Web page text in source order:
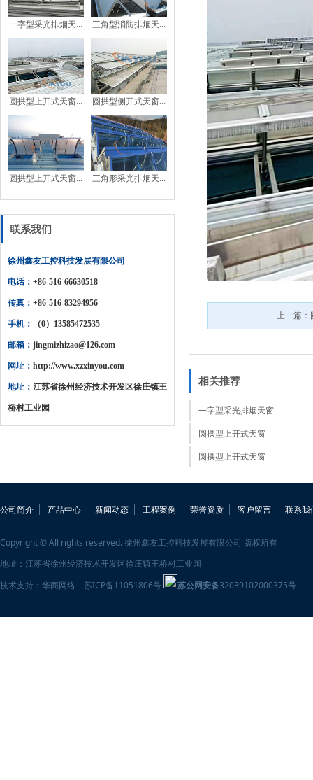
一字型采光排烟天... 三角型消防排烟天...
圆拱型上开式天窗... 圆拱型侧开式天窗...
圆拱型上开式天窗... 三角形采光排烟天...
联系我们
徐州鑫友工控科技发展有限公司
电话： +86-516-66630518
传真： +86-516-83294956
手机： （0）13585472535
邮箱： jingmizhizao@126.com
网址： http://www.xzxinyou.com
地址： 江苏省徐州经济技术开发区徐庄镇王
桥村工业园
上一篇：
相关推荐
一字型采光排烟天窗
圆拱型上开式天窗
圆拱型上开式天窗
公司简介 产品中心 新闻动态 工程案例 荣誉资质 客户留言 联系我
Copyright © All rights reserved. 徐州鑫友工控科技发展有限公司 版权所有
地址：江苏省徐州经济技术开发区徐庄镇王桥村工业园
技术支持： 华商网络 苏ICP备11051806号 苏公网安备32039102000375号